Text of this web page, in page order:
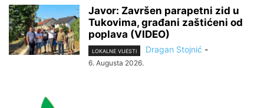
Javor: Završen parapetni zid u
Tukovima, građani zaštićeni od
poplava (VIDEO)
LOKALNE VIJESTI Dragan Stojnić -
6. Augusta 2026.